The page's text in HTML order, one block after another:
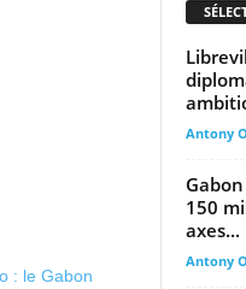
: le Gabon
Antony
150
axes...
Antony